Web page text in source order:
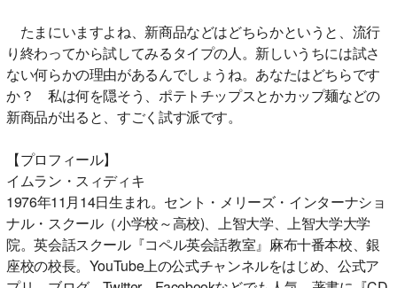
たまにいますよね、新商品などはどちらかというと、流行
り終わってから試してみるタイプの人。新しいうちには試さ
ない何らかの理由があるんでしょうね。あなたはどちらです
か？ 私は何を隠そう、ポテトチップスとかカップ麺などの
新商品が出ると、すごく試す派です。
【プロフィール】
イムラン・スィディキ
1976年11月14日生まれ。セント・メリーズ・インターナショ
ナル・スクール（小学校～高校)、上智大学、上智大学大学
院。英会話スクール『コペル英会話教室』麻布十番本校、銀
座校の校長。YouTube上の公式チャンネルをはじめ、公式ア